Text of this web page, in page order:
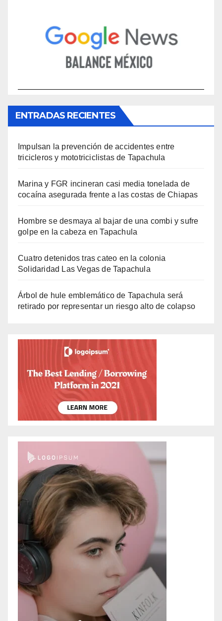
ENTRADAS RECIENTES
Impulsan la prevención de accidentes entre
tricicleros y mototriciclistas de Tapachula
Marina y FGR incineran casi media tonelada de
cocaína asegurada frente a las costas de Chiapas
Hombre se desmaya al bajar de una combi y sufre
golpe en la cabeza en Tapachula
Cuatro detenidos tras cateo en la colonia
Solidaridad Las Vegas de Tapachula
Árbol de hule emblemático de Tapachula será
retirado por representar un riesgo alto de colapso